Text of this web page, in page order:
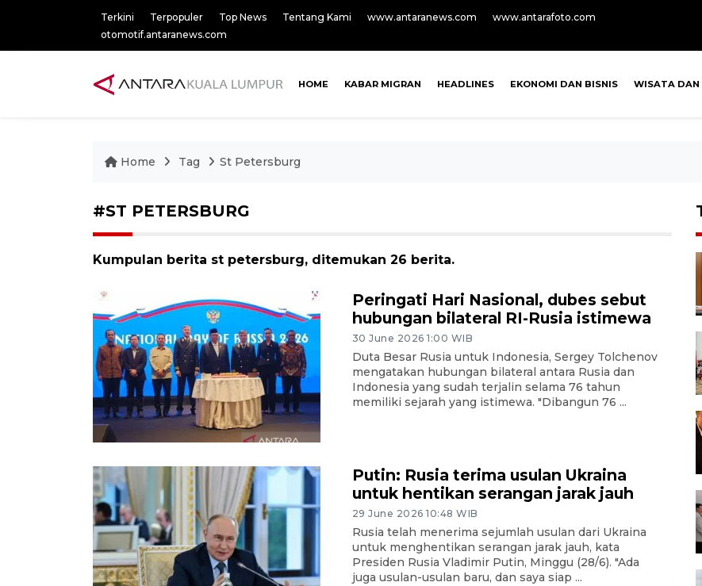
Terkini Terpopuler Top News Tentang Kami www.antaranews.com
www.antarafoto.com
otomotif.antaranews.com
HOME KABAR MIGRAN HEADLINES EKONOMI DAN BISNIS WISATA DAN
Home Tag St Petersburg
#ST PETERSBURG
Kumpulan berita st petersburg, ditemukan 26 berita.
Peringati Hari Nasional, dubes sebut
hubungan bilateral RI-Rusia istimewa
30 June 2026 1:00 WIB
Duta Besar Rusia untuk Indonesia, Sergey Tolchenov
mengatakan hubungan bilateral antara Rusia dan
Indonesia yang sudah terjalin selama 76 tahun
memiliki sejarah yang istimewa. "Dibangun 76 ...
Putin: Rusia terima usulan Ukraina
untuk hentikan serangan jarak jauh
29 June 2026 10:48 WIB
Rusia telah menerima sejumlah usulan dari Ukraina
untuk menghentikan serangan jarak jauh, kata
Presiden Rusia Vladimir Putin, Minggu (28/6). "Ada
juga usulan-usulan baru, dan saya siap ...